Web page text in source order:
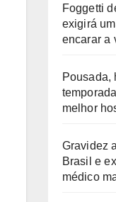
Foggetti
exigirá
encarar a
Pousada,
melhor
Gravidez
Brasil e
médico